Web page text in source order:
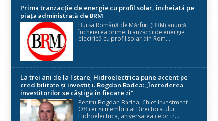
Prima tranzacție de energie cu profil solar, încheiată pe
piața administrată de BRM
Bursa Română de Mărfuri (BRM) anunță
încheierea primei tranzacții de energie
electrică cu profil solar din Rom...
La trei ani de la listare, Hidroelectrica pune accent pe
credibilitate și investiții. Bogdan Badea: „Încrederea
investitorilor se câștigă în fiecare zi”
Pentru Bogdan Badea, Chief Investment
Officer și membru al Directoratului
Hidroelectrica, aniversarea celor tr...